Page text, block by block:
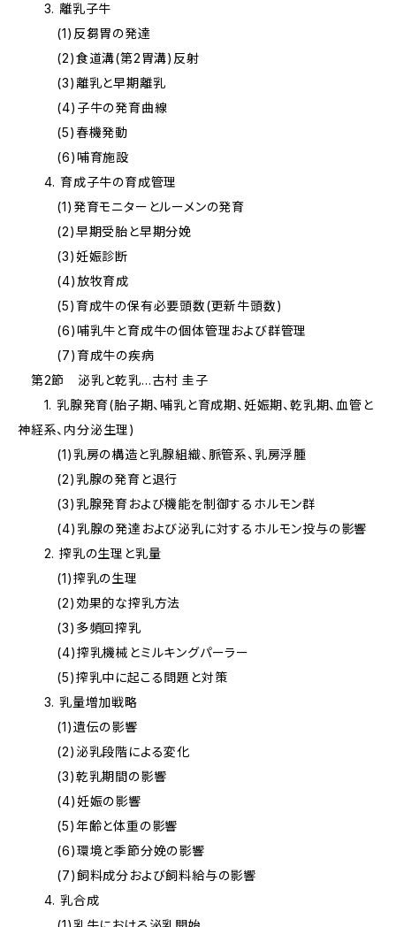
3. 離乳子牛
(1)反芻胃の発達
(2)食道溝(第2胃溝)反射
(3)離乳と早期離乳
(4)子牛の発育曲線
(5)春機発動
(6)哺育施設
4. 育成子牛の育成管理
(1)発育モニターとルーメンの発育
(2)早期受胎と早期分娩
(3)妊娠診断
(4)放牧育成
(5)育成牛の保有必要頭数(更新牛頭数)
(6)哺乳牛と育成牛の個体管理および群管理
(7)育成牛の疾病
第2節 泌乳と乾乳…古村 圭子
1. 乳腺発育(胎子期、哺乳と育成期、妊娠期、乾乳期、血管と
神経系、内分泌生理)
(1)乳房の構造と乳腺組織、脈管系、乳房浮腫
(2)乳腺の発育と退行
(3)乳腺発育および機能を制御するホルモン群
(4)乳腺の発達および泌乳に対するホルモン投与の影響
2. 搾乳の生理と乳量
(1)搾乳の生理
(2)効果的な搾乳方法
(3)多頻回搾乳
(4)搾乳機械とミルキングパーラー
(5)搾乳中に起こる問題と対策
3. 乳量増加戦略
(1)遺伝の影響
(2)泌乳段階による変化
(3)乾乳期間の影響
(4)妊娠の影響
(5)年齢と体重の影響
(6)環境と季節分娩の影響
(7)飼料成分および飼料給与の影響
4. 乳合成